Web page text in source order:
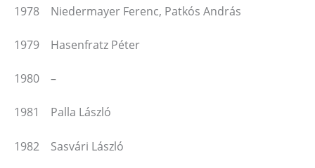
1978 Niedermayer Ferenc, Patkós András
1979 Hasenfratz Péter
1980 –
1981 Palla László
1982 Sasvári László